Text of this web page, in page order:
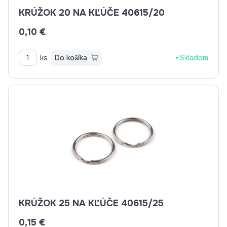
KRÚŽOK 20 NA KĽÚČE 40615/20
0,10 €
ks Do košíka Skladom
KRÚŽOK 25 NA KĽÚČE 40615/25
0,15 €